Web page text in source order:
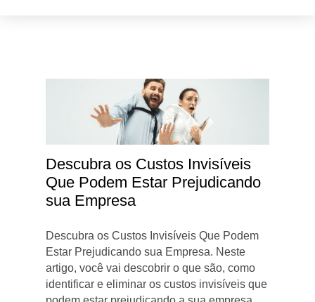
Descubra os Custos Invisíveis
Que Podem Estar Prejudicando
sua Empresa
Descubra os Custos Invisíveis Que Podem
Estar Prejudicando sua Empresa. Neste
artigo, você vai descobrir o que são, como
identificar e eliminar os custos invisíveis que